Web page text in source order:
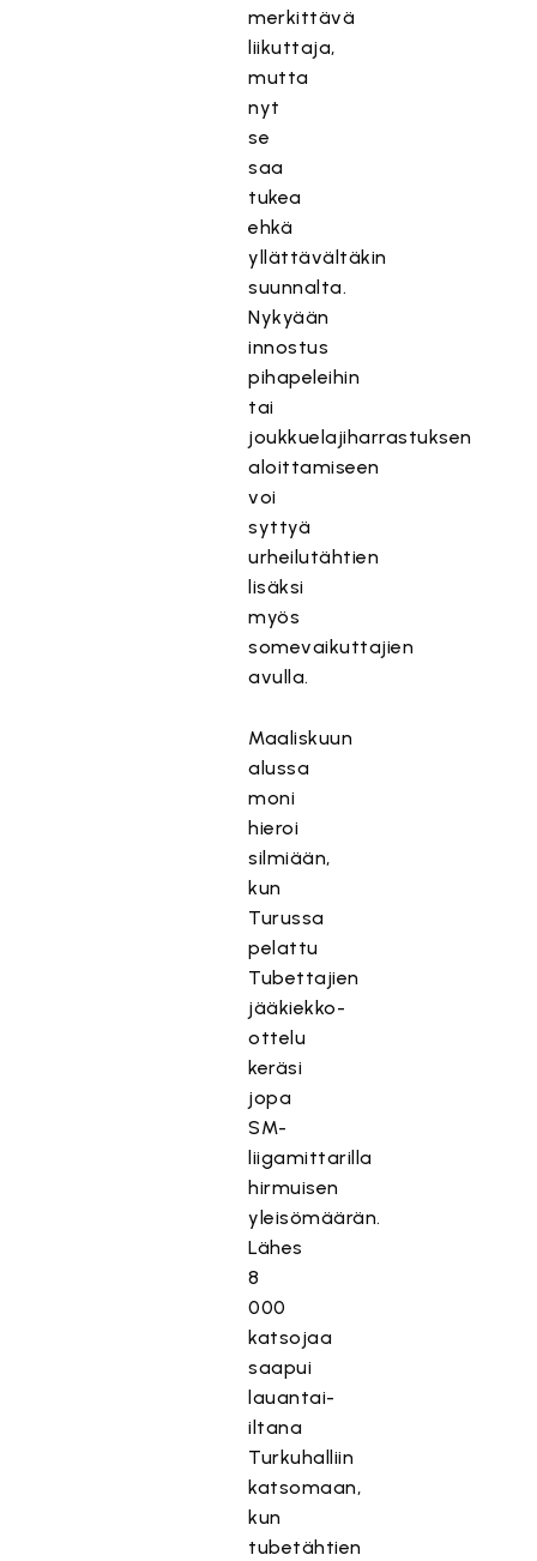
merkittävä
liikuttaja,
mutta
nyt
se
saa
tukea
ehkä
yllättävältäkin
suunnalta.
Nykyään
innostus
pihapeleihin
tai
joukkuelajiharrastuksen
aloittamiseen
voi
syttyä
urheilutähtien
lisäksi
myös
somevaikuttajien
avulla.
Maaliskuun
alussa
moni
hieroi
silmiään,
kun
Turussa
pelattu
Tubettajien
jääkiekko-
ottelu
keräsi
jopa
SM-
liigamittarilla
hirmuisen
yleisömäärän.
Lähes
8
000
katsojaa
saapui
lauantai-
iltana
Turkuhalliin
katsomaan,
kun
tubetähtien